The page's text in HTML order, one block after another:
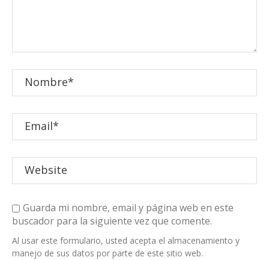
Guarda mi nombre, email y página web en este
buscador para la siguiente vez que comente.
Al usar este formulario, usted acepta el almacenamiento y
manejo de sus datos por parte de este sitio web.